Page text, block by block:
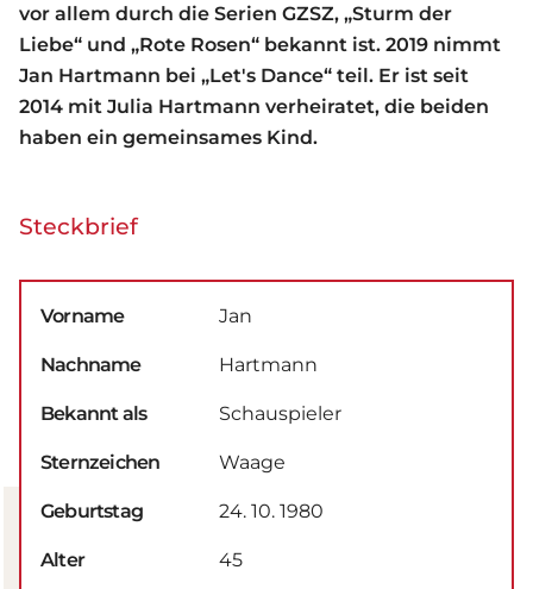
vor allem durch die Serien GZSZ, „Sturm der
Liebe“ und „Rote Rosen“ bekannt ist. 2019 nimmt
Jan Hartmann bei „Let's Dance“ teil. Er ist seit
2014 mit Julia Hartmann verheiratet, die beiden
haben ein gemeinsames Kind.
Steckbrief
Vorname Jan
Nachname Hartmann
Bekannt als Schauspieler
Sternzeichen Waage
Geburtstag 24. 10. 1980
Alter 45